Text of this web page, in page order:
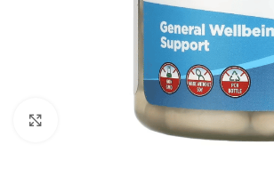
Click to enlarge